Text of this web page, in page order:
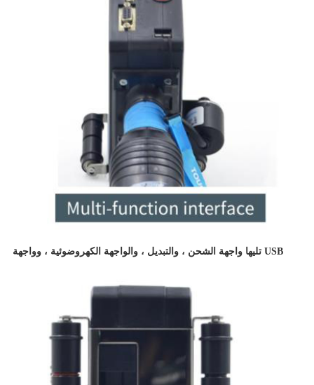
تليها واجهة الشحن ، والتبديل ، والواجهة الكهروضوئية ، وواجهة USB